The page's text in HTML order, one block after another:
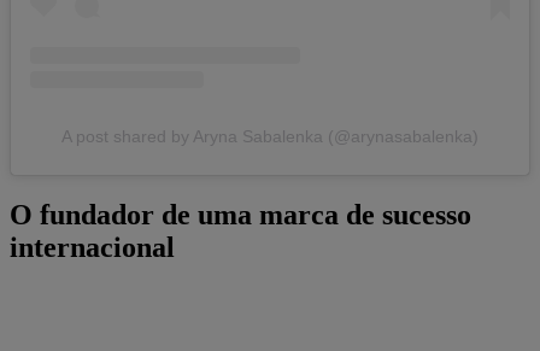
A post shared by Aryna Sabalenka (@arynasabalenka)
O fundador de uma marca de sucesso
internacional